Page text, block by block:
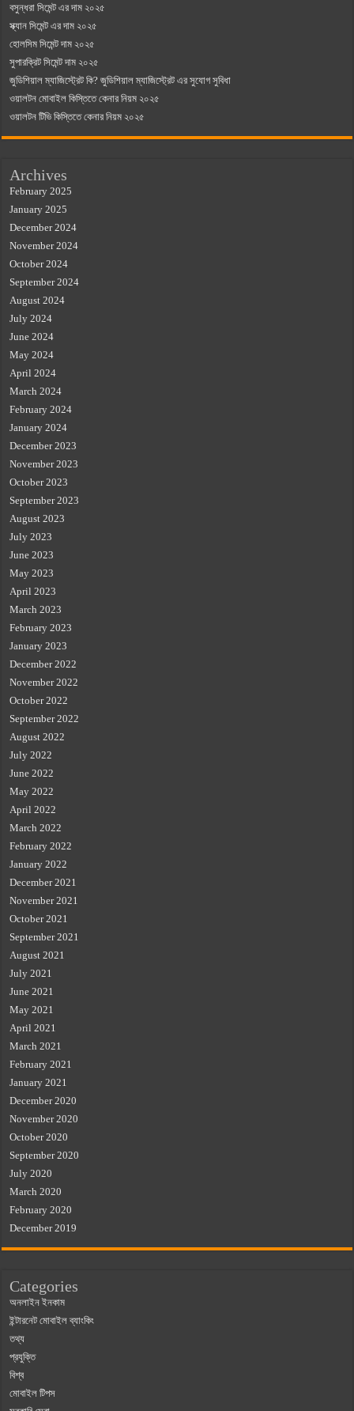
বসুন্ধরা সিমেন্ট এর দাম ২০২৫
স্ক্যান সিমেন্ট এর দাম ২০২৫
হোলসিম সিমেন্ট দাম ২০২৫
সুপারক্রিট সিমেন্ট দাম ২০২৫
জুডিশিয়াল ম্যাজিস্ট্রেট কি? জুডিশিয়াল ম্যাজিস্ট্রেট এর সুযোগ সুবিধা
ওয়ালটন মোবাইল কিস্তিতে কেনার নিয়ম ২০২৫
ওয়ালটন টিভি কিস্তিতে কেনার নিয়ম ২০২৫
Archives
February 2025
January 2025
December 2024
November 2024
October 2024
September 2024
August 2024
July 2024
June 2024
May 2024
April 2024
March 2024
February 2024
January 2024
December 2023
November 2023
October 2023
September 2023
August 2023
July 2023
June 2023
May 2023
April 2023
March 2023
February 2023
January 2023
December 2022
November 2022
October 2022
September 2022
August 2022
July 2022
June 2022
May 2022
April 2022
March 2022
February 2022
January 2022
December 2021
November 2021
October 2021
September 2021
August 2021
July 2021
June 2021
May 2021
April 2021
March 2021
February 2021
January 2021
December 2020
November 2020
October 2020
September 2020
July 2020
March 2020
February 2020
December 2019
Categories
অনলাইন ইনকাম
ইন্টারনেট মোবাইল ব্যাংকিং
তথ্য
প্রযুক্তি
বিশ্ব
মোবাইল টিপস